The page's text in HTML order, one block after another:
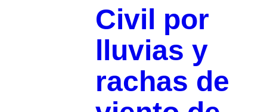
Civil por
lluvias y
rachas de